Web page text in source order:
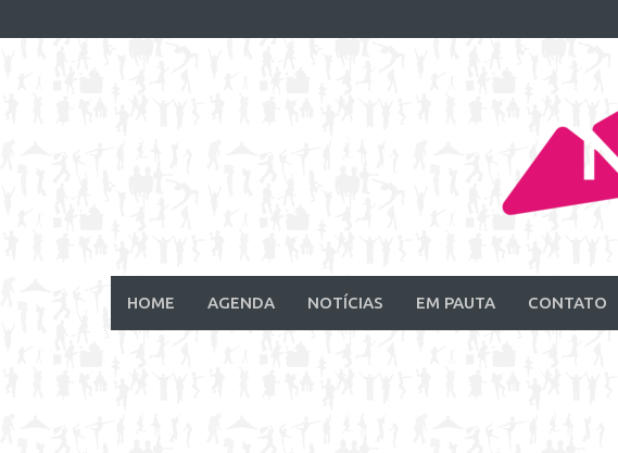
to
HOME AGENDA NOTÍCIAS EM PAUTA CONTATO